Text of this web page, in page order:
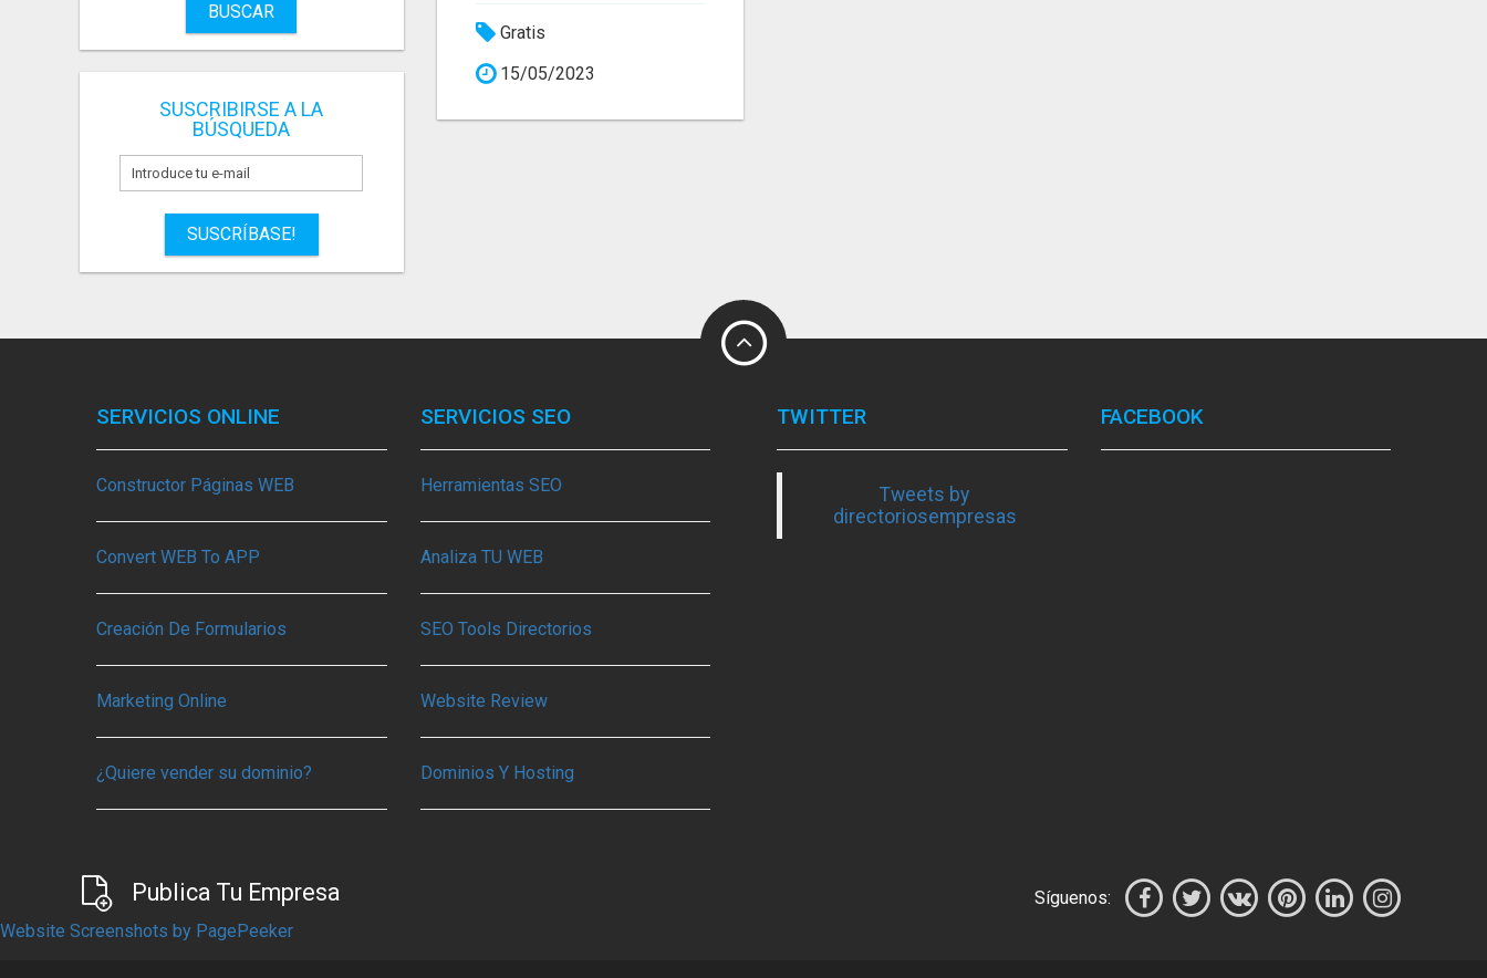
BUSCAR
SUSCRIBIRSE A LA
BÚSQUEDA
SUSCRÍBASE!
Gratis
15/05/2023
SERVICIOS ONLINE
Constructor Páginas WEB
Convert WEB To APP
Creación De Formularios
Marketing Online
¿Quiere vender su dominio?
SERVICIOS SEO
Herramientas SEO
Analiza TU WEB
SEO Tools Directorios
Website Review
Dominios Y Hosting
TWITTER
Tweets by
directoriosempresas
FACEBOOK
Publica Tu Empresa
Síguenos:
Website Screenshots by PagePeeker